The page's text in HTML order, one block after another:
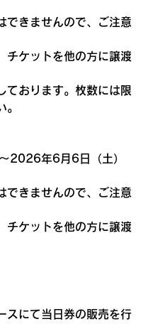
できませんので、ご注意
チケットを他の方に譲渡
おります。枚数には限
。
2026年6月6日（土）
できませんので、ご注意
チケットを他の方に譲渡
スにて当日券の販売を行